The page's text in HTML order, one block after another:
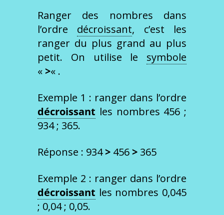
Ranger des nombres dans
l’ordre décroissant, c’est les
ranger du plus grand au plus
petit. On utilise le symbole
«>« .
Exemple 1 : ranger dans l’ordre
décroissant les nombres 456 ;
934 ; 365.
Réponse : 934> 456> 365
Exemple 2 : ranger dans l’ordre
décroissant les nombres 0,045
; 0,04 ; 0,05.